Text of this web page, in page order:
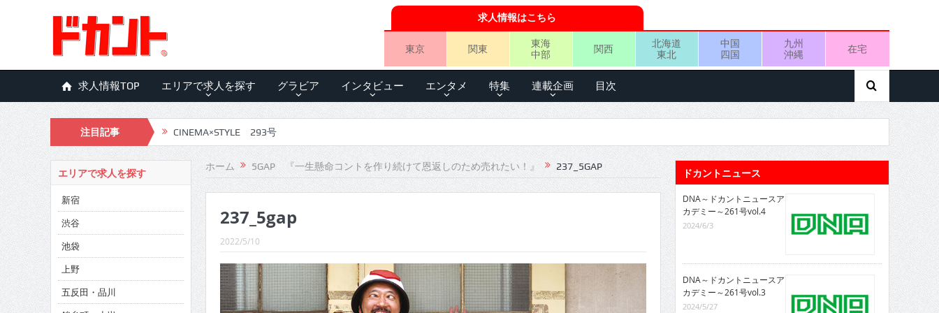
求人情報はこちら
東京 関東
東海
中部
関西
北海道
東北
中国
四国
九州
沖縄
在宅
求人情報TOP エリアで求人を探す グラビア インタビュー エンタメ 特集 連載企画 目次
注目記事 CINEMA×STYLE 293号
CINEMA×STYLE 292号
CINEMA×STYLE 291号
CINEMA×STYLE 290号
CINEMA×STYLE 289号
CINEMA×STYLE 288号
CINEMA×STYLE 287号
ホーム 5GAP 『一生懸命コントを作り続けて恩返しのため売れたい！』 237_5GAP
237_5gap
2022/5/10
エリアで求人を探す
新宿
渋谷
池袋
上野
五反田・品川
ドカントニュース
DNA～ドカントニュースア
カデミー～261号vol.4
2024/6/3
DNA～ドカントニュースア
カデミー～261号vol.3
2024/5/27